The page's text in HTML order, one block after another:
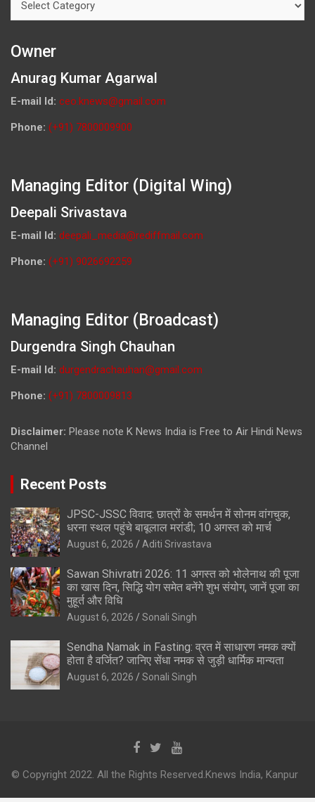
Owner
Anurag Kumar Agarwal
E-mail Id: ceo.knews@gmail.com
Phone: (+91) 7800009900
Managing Editor (Digital Wing)
Deepali Srivastava
E-mail Id: deepali_media@rediffmail.com
Phone: (+91) 9026692259
Managing Editor (Broadcast)
Durgendra Singh Chauhan
E-mail Id: durgendrachauhan@gmail.com
Phone: (+91) 7800009813
Disclaimer: Please note K News India is Free to Air Hindi News
Channel
Recent Posts
JPSC-JSSC विवाद: छात्रों के समर्थन में सोनम वांगचुक,
धरना स्थल पहुंचे बाबूलाल मरांडी; 10 अगस्त को मार्च
August 6, 2026 Aditi Srivastava
Sawan Shivratri 2026: 11 अगस्त को भोलेनाथ की पूजा
का खास दिन, सिद्धि योग समेत बनेंगे शुभ संयोग, जानें पूजा का
मुहूर्त और विधि
August 6, 2026 Sonali Singh
Sendha Namak in Fasting: व्रत में साधारण नमक क्यों
होता है वर्जित? जानिए सेंधा नमक से जुड़ी धार्मिक मान्यता
August 6, 2026 Sonali Singh
© Copyright 2022. All the Rights Reserved.Knews India, Kanpur